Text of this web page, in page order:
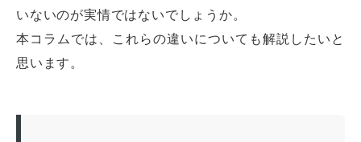
いないのが実情ではないでしょうか。
本コラムでは、これらの違いについても解説したいと
思います。